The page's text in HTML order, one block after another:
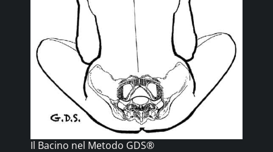
Il Bacino nel Metodo GDS®